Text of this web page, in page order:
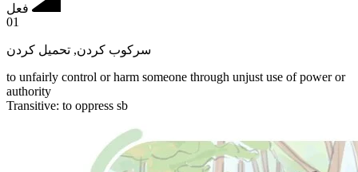
فعل
01
سرکوب کردن, تحمیل کردن
to unfairly control or harm someone through unjust use of power or
authority
Transitive: to oppress sb